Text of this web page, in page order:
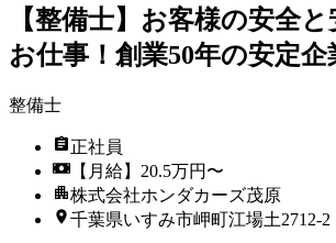
【整備士】お客様の安全
お仕事！創業50年の安定企
整備士
正社員
【月給】20.5万円〜
株式会社ホンダカーズ茂原
千葉県いすみ市岬町江場土2712-2